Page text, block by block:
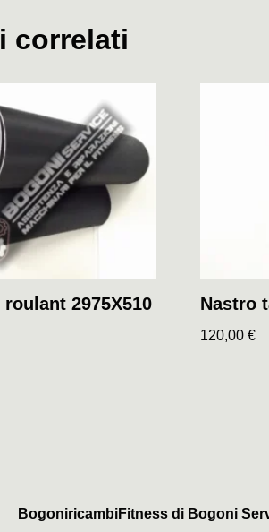
correlati
2975X510 Nastro
120,00 €
BogoniricambiFitness di Bogoni